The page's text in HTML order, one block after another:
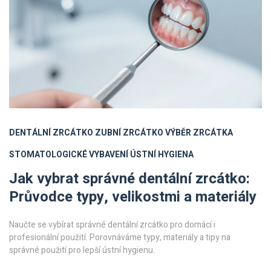
DENTÁLNÍ ZRCÁTKO ZUBNÍ ZRCÁTKOVÝBĚR ZRCÁTKA
STOMATOLOGICKÉ VYBAVENÍÚSTNÍ HYGIENA
Jak vybrat správné dentální zrcátko:
Průvodce typy, velikostmi a materiály
Naučte se vybírat správné dentální zrcátko pro domácí i
profesionální použití. Porovnáváme typy, materiály a tipy na
správné použití pro lepší ústní hygienu.